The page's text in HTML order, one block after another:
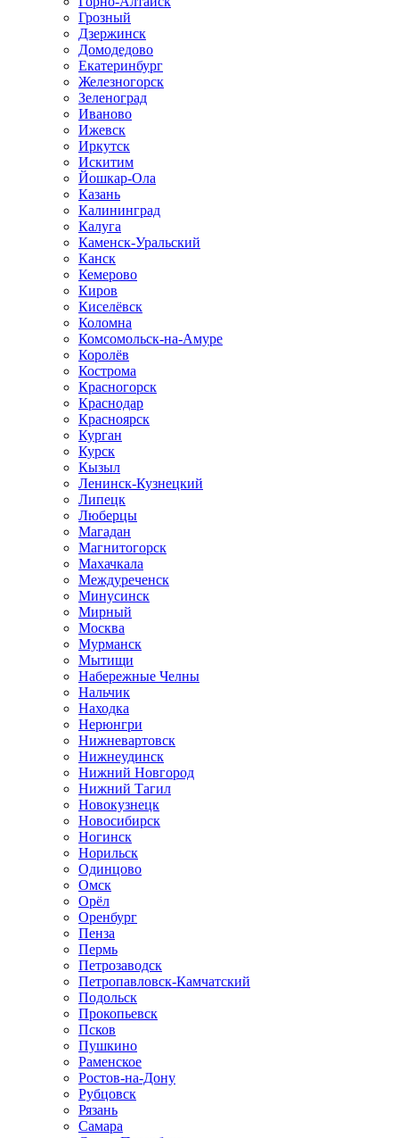
Грозный
Дзержинск
Домодедово
Екатеринбург
Железногорск
Зеленоград
Иваново
Ижевск
Иркутск
Искитим
Йошкар-Ола
Казань
Калининград
Калуга
Каменск-Уральский
Канск
Кемерово
Киров
Киселёвск
Коломна
Комсомольск-на-Амуре
Королёв
Кострома
Красногорск
Краснодар
Красноярск
Курган
Курск
Кызыл
Ленинск-Кузнецкий
Липецк
Люберцы
Магадан
Магнитогорск
Махачкала
Междуреченск
Минусинск
Мирный
Москва
Мурманск
Мытищи
Набережные Челны
Нальчик
Находка
Нерюнгри
Нижневартовск
Нижнеудинск
Нижний Новгород
Нижний Тагил
Новокузнецк
Новосибирск
Ногинск
Норильск
Одинцово
Омск
Орёл
Оренбург
Пенза
Пермь
Петрозаводск
Петропавловск-Камчатский
Подольск
Прокопьевск
Псков
Пушкино
Раменское
Ростов-на-Дону
Рубцовск
Рязань
Самара